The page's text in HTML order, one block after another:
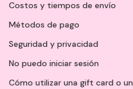
Costos y tiempos de envío
Métodos de pago
Seguridad y privacidad
No puedo iniciar sesión
Cómo utilizar una gift card o